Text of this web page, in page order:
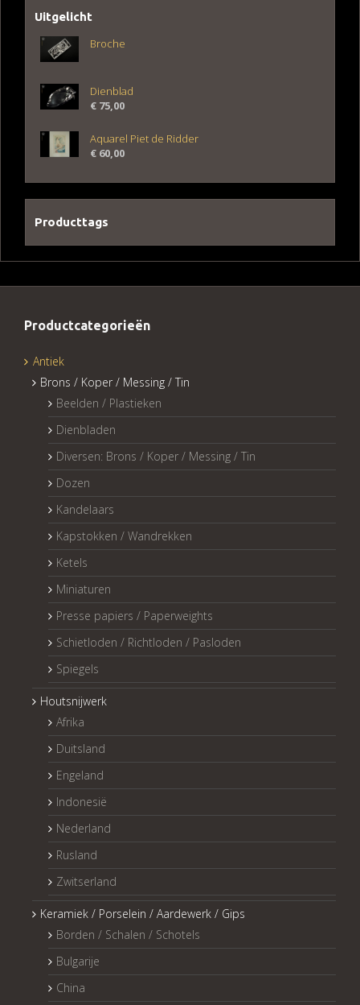
Uitgelicht
Broche
Dienblad
€ 75,00
Aquarel Piet de Ridder
€ 60,00
Producttags
Productcategorieën
Antiek
Brons / Koper / Messing / Tin
Beelden / Plastieken
Dienbladen
Diversen: Brons / Koper / Messing / Tin
Dozen
Kandelaars
Kapstokken / Wandrekken
Ketels
Miniaturen
Presse papiers / Paperweights
Schietloden / Richtloden / Pasloden
Spiegels
Houtsnijwerk
Afrika
Duitsland
Engeland
Indonesië
Nederland
Rusland
Zwitserland
Keramiek / Porselein / Aardewerk / Gips
Borden / Schalen / Schotels
Bulgarije
China